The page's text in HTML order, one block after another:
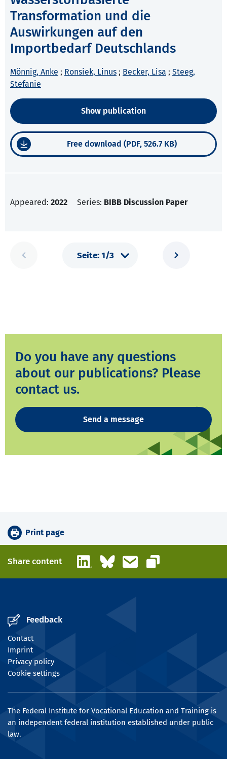
Transformation und die
Auswirkungen auf den
Importbedarf Deutschlands
Mönnig, Anke ; Ronsiek, Linus ; Becker, Lisa ; Steeg,
Stefanie
Show publication
Free download (PDF, 526.7 KB)
Appeared: 2022 Series: BIBB Discussion Paper
Do you have any questions
about our publications? Please
contact us.
Send a message
Print page
Share content LinkedInBlueskyEmail
Copy link
Feedback
Contact
Imprint
Privacy policy
Cookie settings
The Federal Institute for Vocational Education and Training is
an independent federal institution established under public
law.